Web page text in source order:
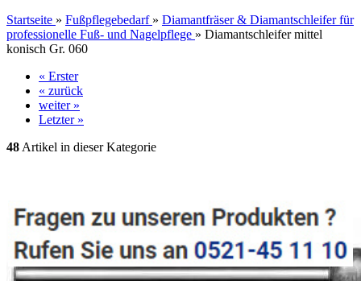
Startseite » Fußpflegebedarf » Diamantfräser & Diamantschleifer für
professionelle Fuß- und Nagelpflege » Diamantschleifer mittel
konisch Gr. 060
« Erster
« zurück
weiter »
Letzter »
48 Artikel in dieser Kategorie